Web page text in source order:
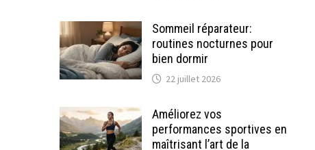
Sommeil réparateur:
routines nocturnes pour
bien dormir
22 juillet 2026
Améliorez vos
performances sportives en
maîtrisant l’art de la